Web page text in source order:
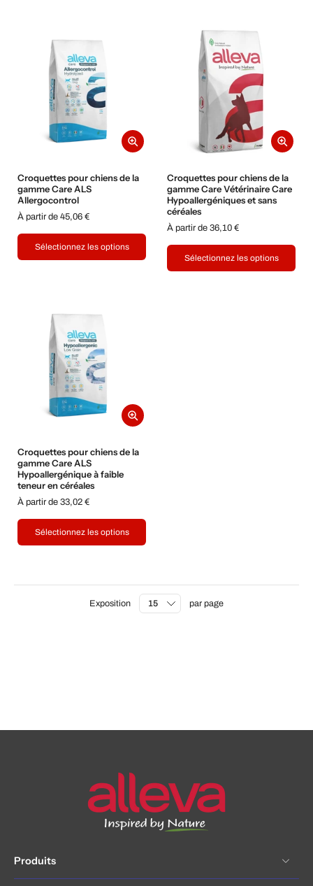
Croquettes pour chiens de la
gamme Care ALS
Allergocontrol
À partir de 45,06 €
Sélectionnez les options
Croquettes pour chiens de la
gamme Care Vétérinaire Care
Hypoallergéniques et sans
céréales
À partir de 36,10 €
Sélectionnez les options
Croquettes pour chiens de la
gamme Care ALS
Hypoallergénique à faible
teneur en céréales
À partir de 33,02 €
Sélectionnez les options
Exposition par page
Produits